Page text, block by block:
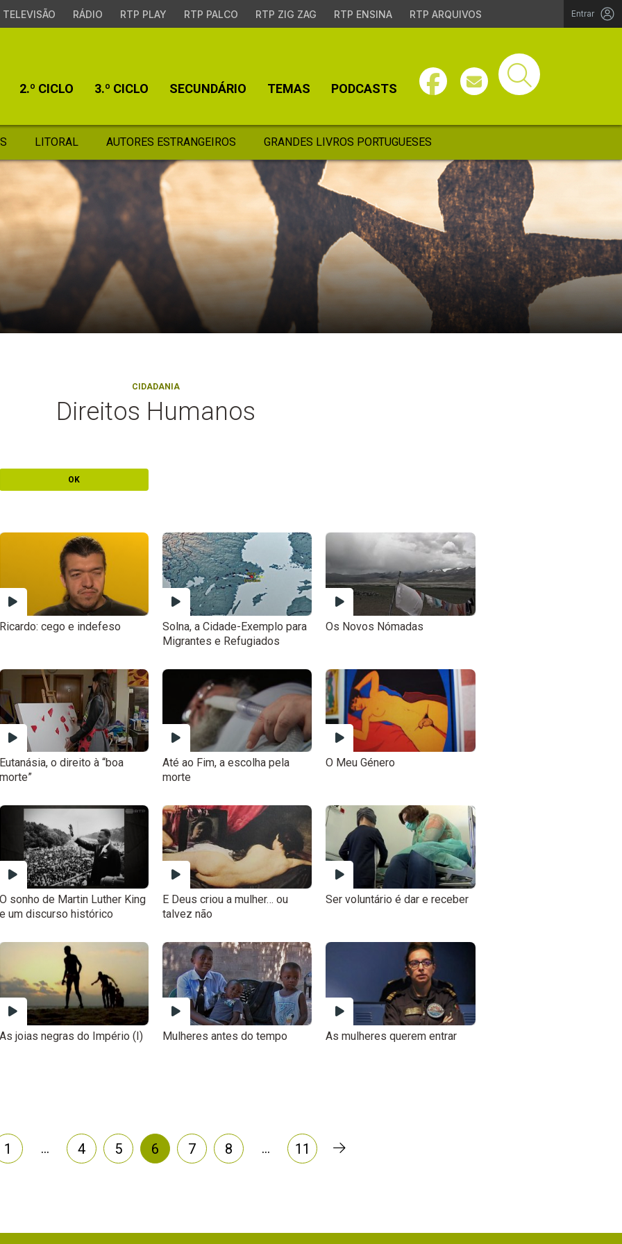
TELEVISÃO RÁDIO RTP PLAY RTP PALCO RTP ZIG ZAG RTP ENSINA RTP ARQUIVOS Entrar
2.º CICLO 3.º CICLO SECUNDÁRIO TEMAS PODCASTS
LITORAL AUTORES ESTRANGEIROS GRANDES LIVROS PORTUGUESES
CIDADANIA
Direitos Humanos
OK
Ricardo: cego e indefeso
Solna, a Cidade-Exemplo para
Migrantes e Refugiados
Os Novos Nómadas
Eutanásia, o direito à “boa
morte”
Até ao Fim, a escolha pela
morte
O Meu Género
O sonho de Martin Luther King
e um discurso histórico
E Deus criou a mulher… ou
talvez não
Ser voluntário é dar e receber
As joias negras do Império (I) Mulheres antes do tempo As mulheres querem entrar
1 … 4 5 6 7 8 … 11